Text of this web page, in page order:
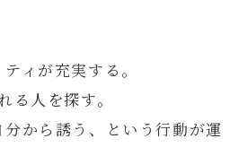
ィが充実する。
人を探す。
から誘う、という行動が運